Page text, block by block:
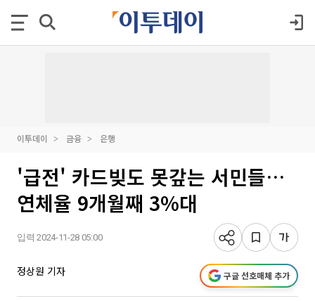
이투데이 금융 은행
'급전' 카드빚도 못갚는 서민들…
연체율 9개월째 3%대
입력 2024-11-28 05:00
정상원 기자 구글 선호매체 추가